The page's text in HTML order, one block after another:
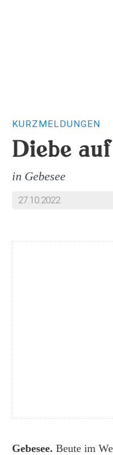
KURZMELDUNGEN
Diebe
in Gebesee
27.10.2022
Gebesee. Beute im